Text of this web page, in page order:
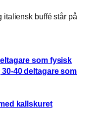
italiensk buffé står på
som fysisk
40 deltagare som
kallskuret